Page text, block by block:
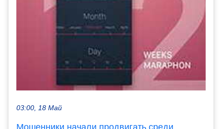
03:00, 18 Май
Мошенники начали продвигать среди